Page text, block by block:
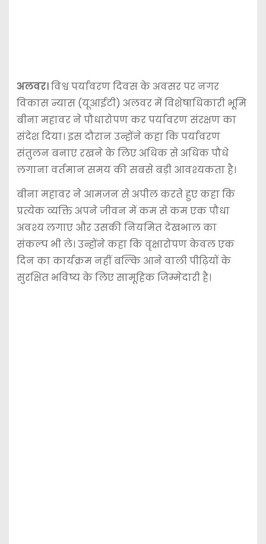
अलवर।विश्व पर्यावरण दिवस के अवसर पर नगर
विकास न्यास (यूआईटी) अलवर में विशेषाधिकारी भूमि
बीना महावर ने पौधारोपण कर पर्यावरण संरक्षण का
संदेश दिया। इस दौरान उन्होंने कहा कि पर्यावरण
संतुलन बनाए रखने के लिए अधिक से अधिक पौधे
लगाना वर्तमान समय की सबसे बड़ी आवश्यकता है।
बीना महावर ने आमजन से अपील करते हुए कहा कि
प्रत्येक व्यक्ति अपने जीवन में कम से कम एक पौधा
अवश्य लगाए और उसकी नियमित देखभाल का
संकल्प भी ले। उन्होंने कहा कि वृक्षारोपण केवल एक
दिन का कार्यक्रम नहीं बल्कि आने वाली पीढ़ियों के
सुरक्षित भविष्य के लिए सामूहिक जिम्मेदारी है।